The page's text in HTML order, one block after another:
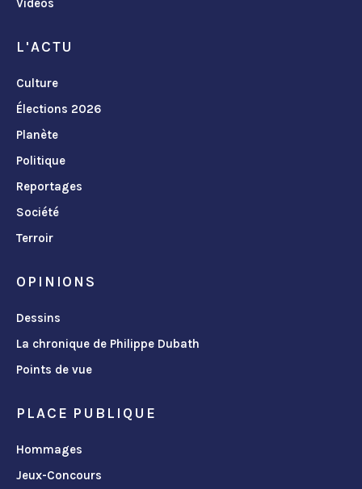
Vidéos
L'ACTU
Culture
Élections 2026
Planète
Politique
Reportages
Société
Terroir
OPINIONS
Dessins
La chronique de Philippe Dubath
Points de vue
PLACE PUBLIQUE
Hommages
Jeux-Concours